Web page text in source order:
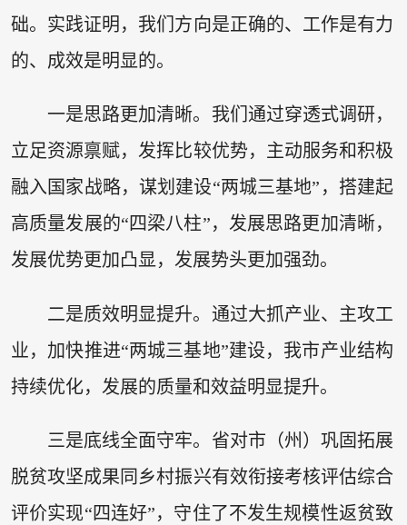
础。实践证明，我们方向是正确的、工作是有力
的、成效是明显的。
一是思路更加清晰。我们通过穿透式调研，
立足资源禀赋，发挥比较优势，主动服务和积极
融入国家战略，谋划建设“两城三基地”，搭建起
高质量发展的“四梁八柱”，发展思路更加清晰，
发展优势更加凸显，发展势头更加强劲。
二是质效明显提升。通过大抓产业、主攻工
业，加快推进“两城三基地”建设，我市产业结构
持续优化，发展的质量和效益明显提升。
三是底线全面守牢。省对市（州）巩固拓展
脱贫攻坚成果同乡村振兴有效衔接考核评估综合
评价实现“四连好”，守住了不发生规模性返贫致